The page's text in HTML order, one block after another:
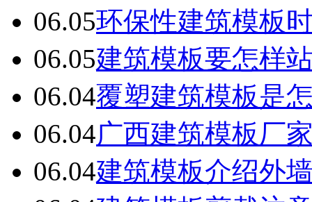
06.05环保性建筑模板
06.05建筑模板要怎样
06.04覆塑建筑模板是
06.04广西建筑模板厂
06.04建筑模板介绍外